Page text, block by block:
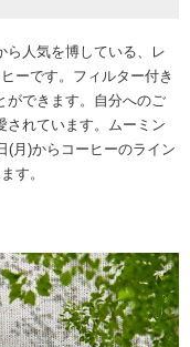
ら人気を博している、レ
ーです。フィルター付き
ができます。自分へのご
されています。ムーミン
(月)からコーヒーのライン
す。